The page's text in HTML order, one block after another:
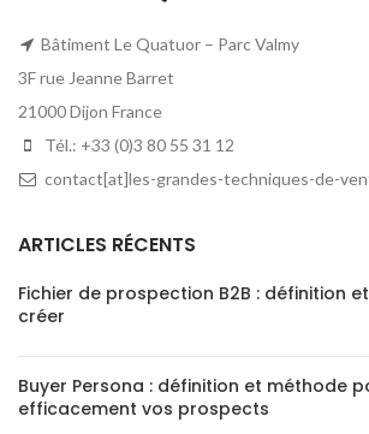
Bâtiment Le Quatuor – Parc Valmy
3F rue Jeanne Barret
21000 Dijon France
Tél.: +33 (0)3 80 55 31 12
contact[at]les-grandes-techniques-de-
ARTICLES RÉCENTS
Fichier de prospection B2B : définition
créer
Buyer Persona : définition et méthode
efficacement vos prospects